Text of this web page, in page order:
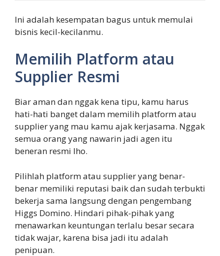
Ini adalah kesempatan bagus untuk memulai
bisnis kecil-kecilanmu.
Memilih Platform atau
Supplier Resmi
Biar aman dan nggak kena tipu, kamu harus
hati-hati banget dalam memilih platform atau
supplier yang mau kamu ajak kerjasama. Nggak
semua orang yang nawarin jadi agen itu
beneran resmi lho.
Pilihlah platform atau supplier yang benar-
benar memiliki reputasi baik dan sudah terbukti
bekerja sama langsung dengan pengembang
Higgs Domino. Hindari pihak-pihak yang
menawarkan keuntungan terlalu besar secara
tidak wajar, karena bisa jadi itu adalah
penipuan.